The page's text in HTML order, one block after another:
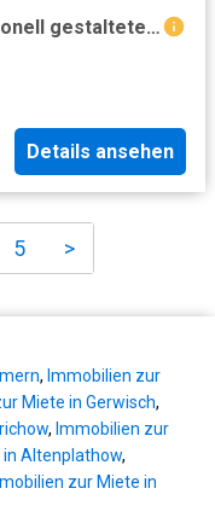
Modern sanierte und unkonventionell gestaltete 2 Raumwohnung mit Balkon
Details ansehen
5 >
, Immobilien zur
Miete in Gerwisch,
, Immobilien zur
in Altenplathow,
zur Miete in